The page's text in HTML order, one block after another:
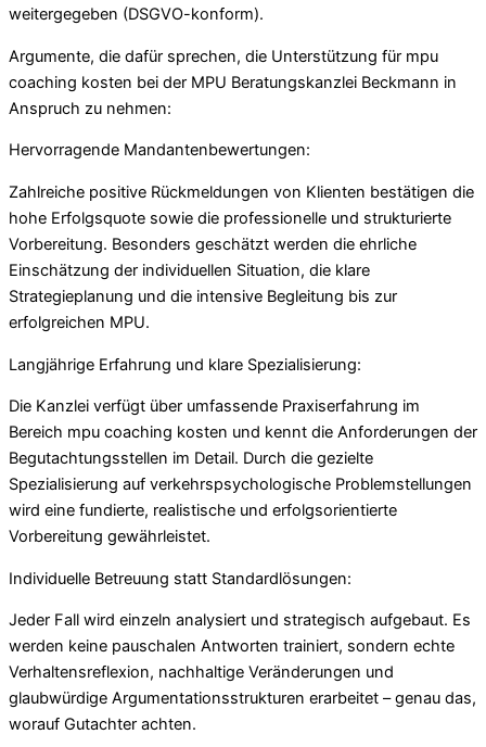
weitergegeben (DSGVO-konform).
Argumente, die dafür sprechen, die Unterstützung für mpu
coaching kosten bei der MPU Beratungskanzlei Beckmann in
Anspruch zu nehmen:
Hervorragende Mandantenbewertungen:
Zahlreiche positive Rückmeldungen von Klienten bestätigen die
hohe Erfolgsquote sowie die professionelle und strukturierte
Vorbereitung. Besonders geschätzt werden die ehrliche
Einschätzung der individuellen Situation, die klare
Strategieplanung und die intensive Begleitung bis zur
erfolgreichen MPU.
Langjährige Erfahrung und klare Spezialisierung:
Die Kanzlei verfügt über umfassende Praxiserfahrung im
Bereich mpu coaching kosten und kennt die Anforderungen der
Begutachtungsstellen im Detail. Durch die gezielte
Spezialisierung auf verkehrspsychologische Problemstellungen
wird eine fundierte, realistische und erfolgsorientierte
Vorbereitung gewährleistet.
Individuelle Betreuung statt Standardlösungen:
Jeder Fall wird einzeln analysiert und strategisch aufgebaut. Es
werden keine pauschalen Antworten trainiert, sondern echte
Verhaltensreflexion, nachhaltige Veränderungen und
glaubwürdige Argumentationsstrukturen erarbeitet – genau das,
worauf Gutachter achten.